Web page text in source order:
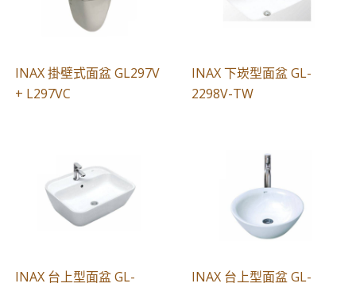
INAX 掛壁式面盆 GL297V
+ L297VC
INAX 下崁型面盆 GL-
2298V-TW
INAX 台上型面盆 GL-
INAX 台上型面盆 GL-